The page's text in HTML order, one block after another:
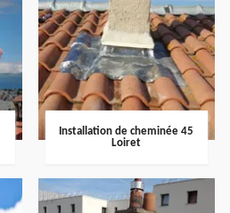
Installation de cheminée 45
Loiret